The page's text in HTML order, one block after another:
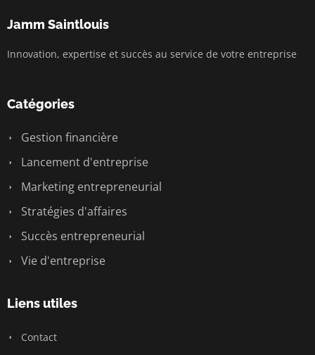
Jamm Saintlouis
Innovation, expertise et succès au service de votre entreprise
Catégories
Gestion financière
Lancement d'entreprise
Marketing entrepreneurial
Stratégies d'affaires
Succès entrepreneurial
Vie d'entreprise
Liens utiles
Contact